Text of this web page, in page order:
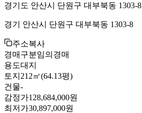
경기도 안산시 단원구 대부북동 1303-8
경기 안산시 단원구 대부북동 1303-8
주소복사
경매구분임의경매
용도대지
토지 212㎡(64.13평)
건물-
감정가128,684,000원
최저가30,897,000원